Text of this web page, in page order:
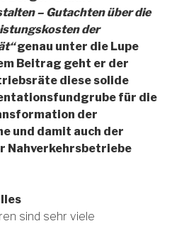
– Gutachten über die
der
genau unter die Lupe
Beitrag geht er der
diese solide
für die
der
und damit auch der
Nahverkehrsbetriebe
sind sehr viele